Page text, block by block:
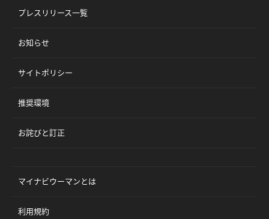
プレスリリース一覧
お知らせ
サイトポリシー
推奨環境
お詫びと訂正
マイナビウーマンとは
利用規約